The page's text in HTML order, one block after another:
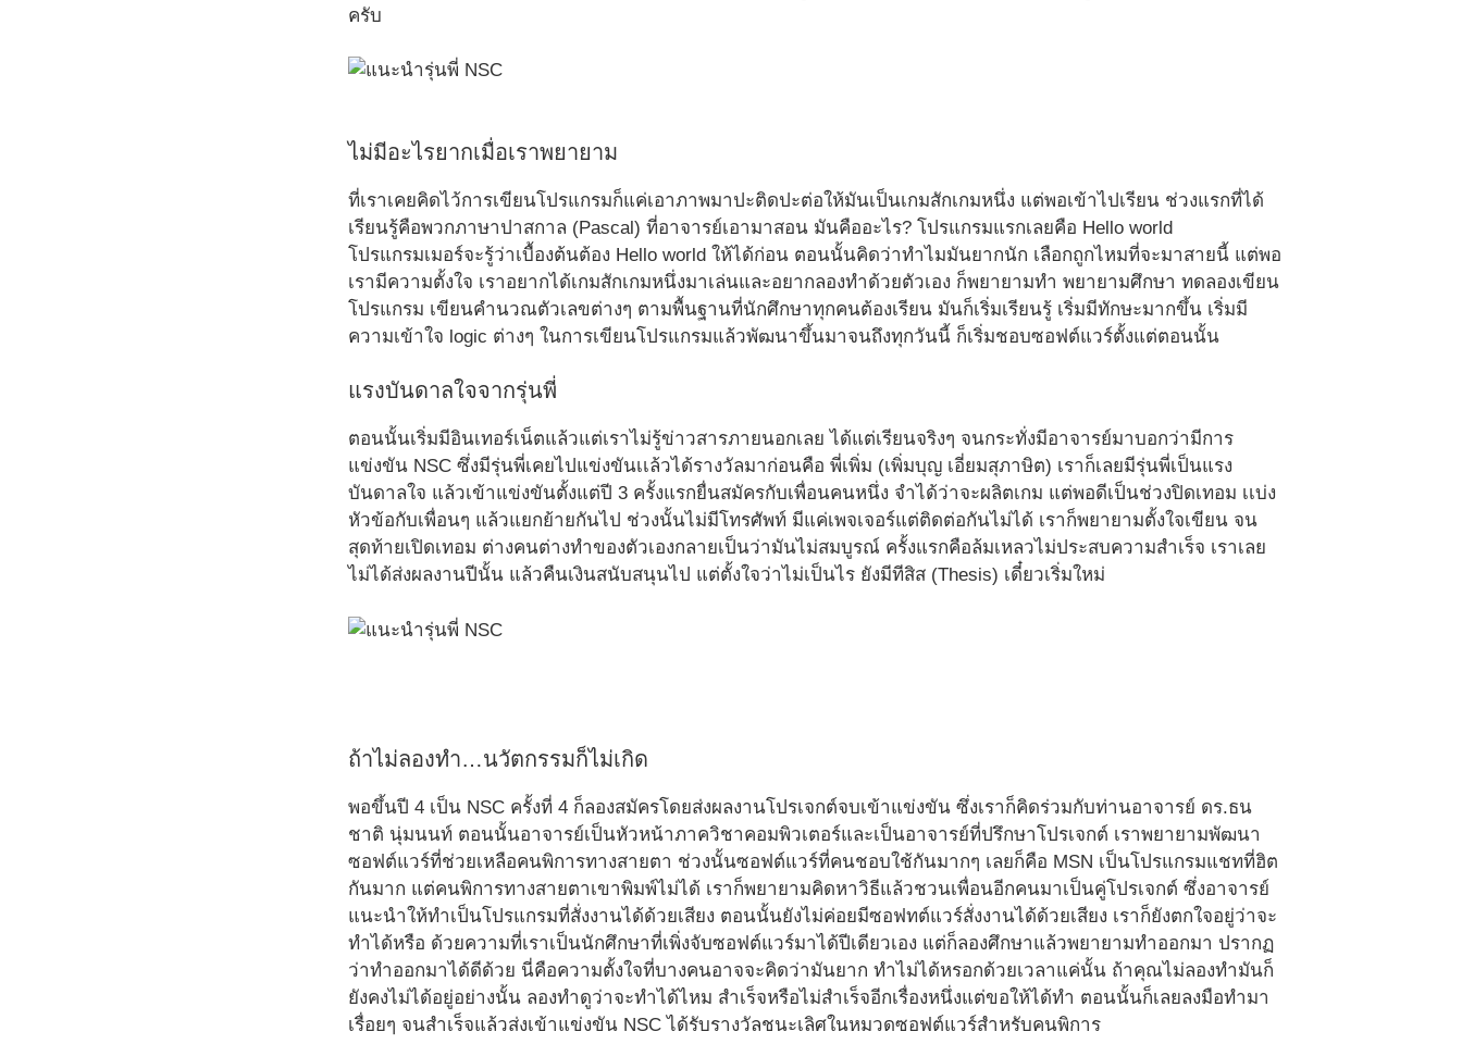
ครับ
ไม่มีอะไรยากเมื่อเราพยายาม
ที่เราเคยคิดไว้การเขียนโปรแกรมก็แค่เอาภาพมาปะติดปะต่อให้มันเป็นเกมสักเกมหนึ่ง แต่พอเข้าไปเรียน ช่วงแรกที่ได้
เรียนรู้คือพวกภาษาปาสกาล (Pascal) ที่อาจารย์เอามาสอน มันคืออะไร? โปรแกรมแรกเลยคือ Hello world
โปรแกรมเมอร์จะรู้ว่าเบื้องต้นต้อง Hello world ให้ได้ก่อน ตอนนั้นคิดว่าทำไมมันยากนัก เลือกถูกไหมที่จะมาสายนี้ แต่พอ
เรามีความตั้งใจ เราอยากได้เกมสักเกมหนึ่งมาเล่นและอยากลองทำด้วยตัวเอง ก็พยายามทำ พยายามศึกษา ทดลองเขียน
โปรแกรม เขียนคำนวณตัวเลขต่างๆ ตามพื้นฐานที่นักศึกษาทุกคนต้องเรียน มันก็เริ่มเรียนรู้ เริ่มมีทักษะมากขึ้น เริ่มมี
ความเข้าใจ logic ต่างๆ ในการเขียนโปรแกรมแล้วพัฒนาขึ้นมาจนถึงทุกวันนี้ ก็เริ่มชอบซอฟต์แวร์ตั้งแต่ตอนนั้น
แรงบันดาลใจจากรุ่นพี่
ตอนนั้นเริ่มมีอินเทอร์เน็ตแล้วแต่เราไม่รู้ข่าวสารภายนอกเลย ได้แต่เรียนจริงๆ จนกระทั่งมีอาจารย์มาบอกว่ามีการ
แข่งขัน NSC ซึ่งมีรุ่นพี่เคยไปแข่งขันเเล้วได้รางวัลมาก่อนคือ พี่เพิ่ม (เพิ่มบุญ เอี่ยมสุภาษิต) เราก็เลยมีรุ่นพี่เป็นแรง
บันดาลใจ แล้วเข้าแข่งขันตั้งแต่ปี 3 ครั้งแรกยื่นสมัครกับเพื่อนคนหนึ่ง จำได้ว่าจะผลิตเกม แต่พอดีเป็นช่วงปิดเทอม เเบ่ง
หัวข้อกับเพื่อนๆ แล้วแยกย้ายกันไป ช่วงนั้นไม่มีโทรศัพท์ มีแค่เพจเจอร์แต่ติดต่อกันไม่ได้ เราก็พยายามตั้งใจเขียน จน
สุดท้ายเปิดเทอม ต่างคนต่างทำของตัวเองกลายเป็นว่ามันไม่สมบูรณ์ ครั้งแรกคือล้มเหลวไม่ประสบความสำเร็จ เราเลย
ไม่ได้ส่งผลงานปีนั้น แล้วคืนเงินสนับสนุนไป แต่ตั้งใจว่าไม่เป็นไร ยังมีทีสิส (Thesis) เดี๋ยวเริ่มใหม่
ถ้าไม่ลองทำ…นวัตกรรมก็ไม่เกิด
พอขึ้นปี 4 เป็น NSC ครั้งที่ 4 ก็ลองสมัครโดยส่งผลงานโปรเจกต์จบเข้าแข่งขัน ซึ่งเราก็คิดร่วมกับท่านอาจารย์ ดร.ธน
ชาติ นุ่มนนท์ ตอนนั้นอาจารย์เป็นหัวหน้าภาควิชาคอมพิวเตอร์และเป็นอาจารย์ที่ปรึกษาโปรเจกต์ เราพยายามพัฒนา
ซอฟต์แวร์ที่ช่วยเหลือคนพิการทางสายตา ช่วงนั้นซอฟต์แวร์ที่คนชอบใช้กันมากๆ เลยก็คือ MSN เป็นโปรแกรมแชทที่ฮิต
กันมาก แต่คนพิการทางสายตาเขาพิมพ์ไม่ได้ เราก็พยายามคิดหาวิธีแล้วชวนเพื่อนอีกคนมาเป็นคู่โปรเจกต์ ซึ่งอาจารย์
แนะนำให้ทำเป็นโปรแกรมที่สั่งงานได้ด้วยเสียง ตอนนั้นยังไม่ค่อยมีซอฟทต์แวร์สั่งงานได้ด้วยเสียง เราก็ยังตกใจอยู่ว่าจะ
ทำได้หรือ ด้วยความที่เราเป็นนักศึกษาที่เพิ่งจับซอฟต์แวร์มาได้ปีเดียวเอง แต่ก็ลองศึกษาแล้วพยายามทำออกมา ปรากฏ
ว่าทำออกมาได้ดีด้วย นี่คือความตั้งใจที่บางคนอาจจะคิดว่ามันยาก ทำไม่ได้หรอกด้วยเวลาแค่นั้น ถ้าคุณไม่ลองทำมันก็
ยังคงไม่ได้อยู่อย่างนั้น ลองทำดูว่าจะทำได้ไหม สำเร็จหรือไม่สำเร็จอีกเรื่องหนึ่งแต่ขอให้ได้ทำ ตอนนั้นก็เลยลงมือทำมา
เรื่อยๆ จนสำเร็จแล้วส่งเข้าแข่งขัน NSC ได้รับรางวัลชนะเลิศในหมวดซอฟต์แวร์สำหรับคนพิการ